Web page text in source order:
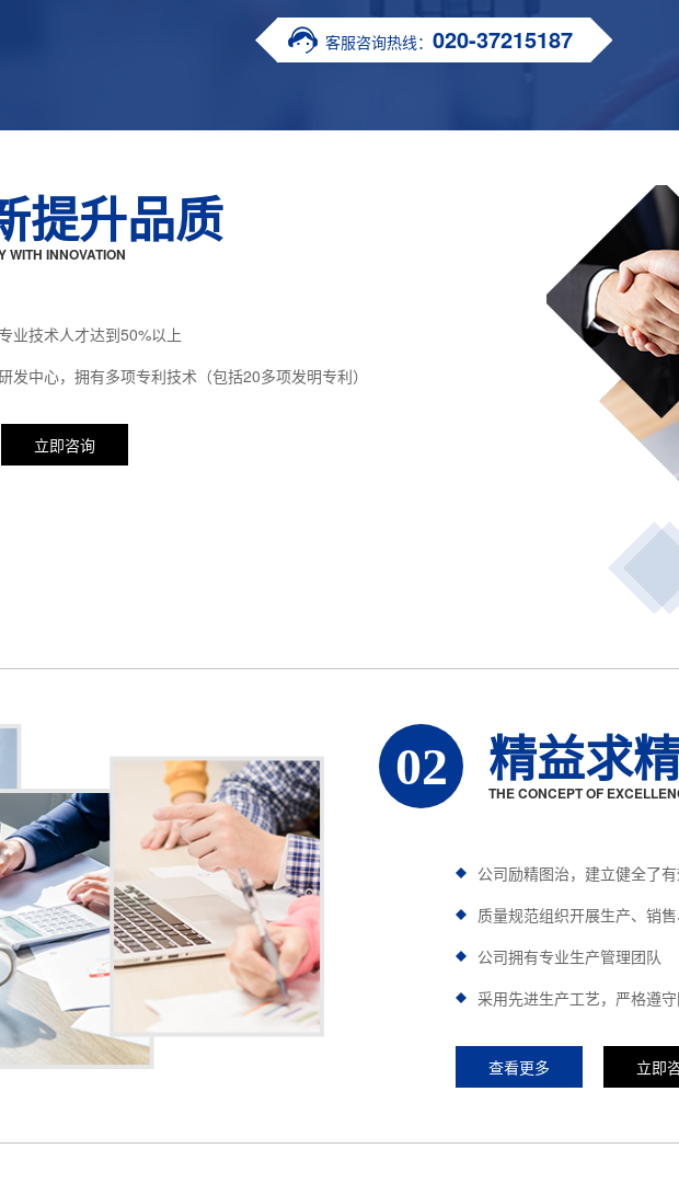
客服咨询热线： 020-37215187
提升品质
WITH INNOVATION
业技术人才达到50%以上
发中心，拥有多项专利技术（包括20多项发明专利）
立即咨询
02 精益求
THE CONCEPT OF
公司励精图治，建立健全了
质量规范组织开展生产、销
公司拥有专业生产管理团队
采用先进生产工艺，严格遵
查看更多 立即